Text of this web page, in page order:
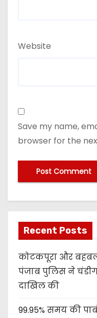
Website
Save my name,
browser for the
Recent Posts
कोटकपूरा और
पंजाब पुलिस ने
दाखिल की
99.95% समय की